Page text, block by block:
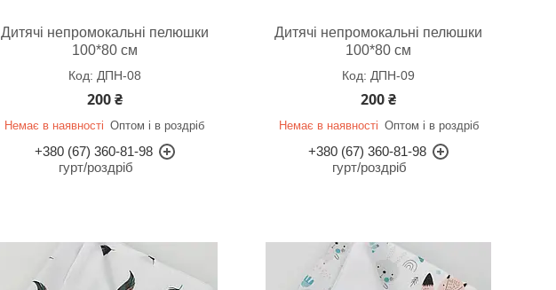
Дитячі непромокальні пелюшки
100*80 см
ДПН-08
200 ₴
Немає в наявності Оптом і в роздріб
+380 (67) 360-81-98
гурт/роздріб
Дитячі непромокальні пелюшки
100*80 см
ДПН-09
200 ₴
Немає в наявності Оптом і в роздріб
+380 (67) 360-81-98
гурт/роздріб